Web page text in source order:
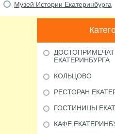
Музей Истории Екатеринбурга
ЕКАТЕРИНБУРГА
КОЛЬЦОВО
РЕСТОРАН
ГОСТИНИЦЫ
КАФЕ